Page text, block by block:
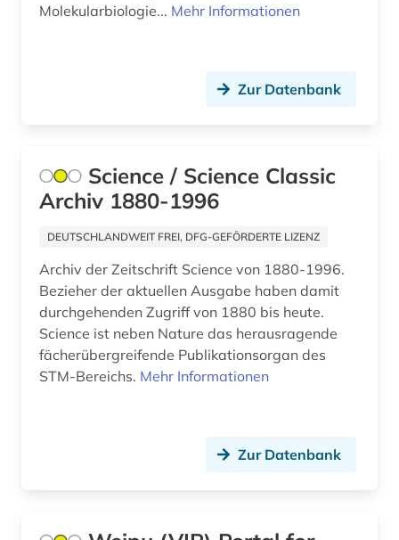
illustrator (1)
indonesien (1)
informationswissenschaften (1)
ingenieurswesen (1)
ingenieurwissenschaften (8)
innovation (1)
interdisziplinarität (1)
jahresbericht (1)
Molekularbiologie... Mehr Informationen
Zur Datenbank
Science / Science Classic
Archiv 1880-1996
DEUTSCHLANDWEIT FREI, DFG-GEFÖRDERTE LIZENZ
Archiv der Zeitschrift Science von 1880-1996.
Bezieher der aktuellen Ausgabe haben damit
durchgehenden Zugriff von 1880 bis heute.
Science ist neben Nature das herausragende
fächerübergreifende Publikationsorgan des
STM-Bereichs. Mehr Informationen
Zur Datenbank